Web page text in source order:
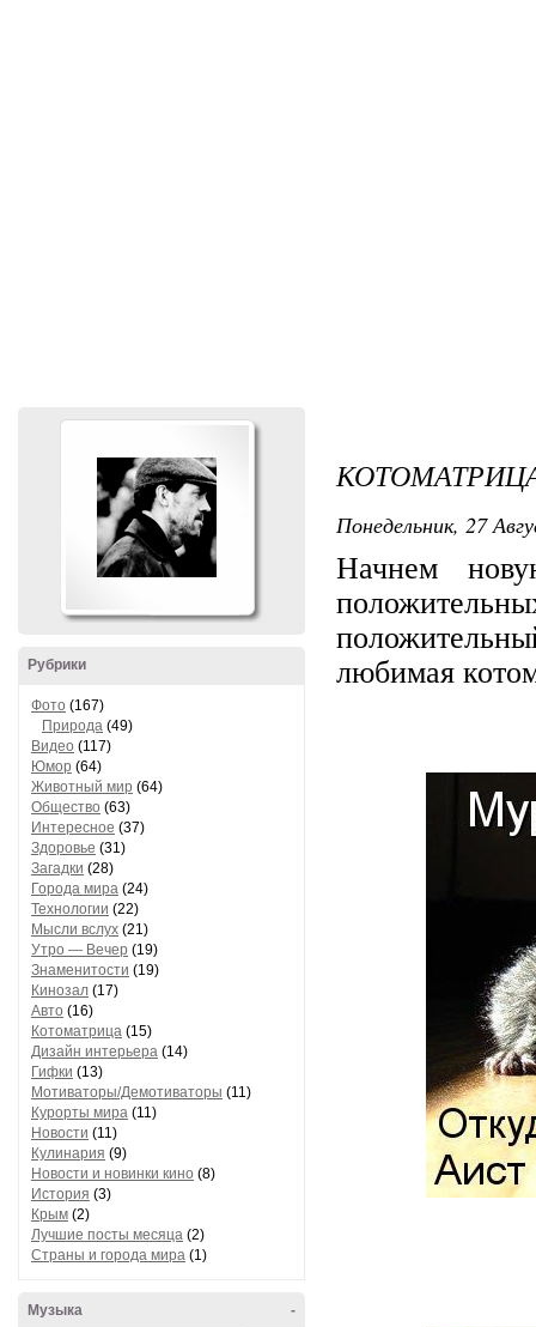
Рубрики
Фото (167)
Природа (49)
Видео (117)
Юмор (64)
Животный мир (64)
Общество (63)
Интересное (37)
Здоровье (31)
Загадки (28)
Города мира (24)
Технологии (22)
Мысли вслух (21)
Утро — Вечер (19)
Знаменитости (19)
Кинозал (17)
Авто (16)
Котоматрица (15)
Дизайн интерьера (14)
Гифки (13)
Мотиваторы/Демотиваторы (11)
Курорты мира (11)
Новости (11)
Кулинария (9)
Новости и новинки кино (8)
История (3)
Крым (2)
Лучшие посты месяца (2)
Страны и города мира (1)
-
Музыка
Понедельник, 27
Начнем
любимая